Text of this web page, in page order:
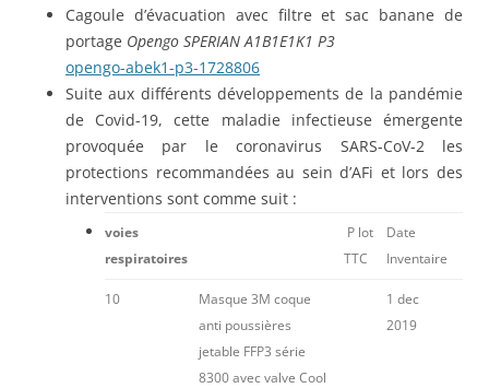
Cagoule d’évacuation avec filtre et sac banane de
portage Opengo SPERIAN A1B1E1K1 P3
opengo-abek1-p3-1728806
Suite aux différents développements de la pandémie
de Covid-19, cette maladie infectieuse émergente
provoquée par le coronavirus SARS-CoV-2 les
protections recommandées au sein d’AFi et lors des
interventions sont comme suit :
voies
respiratoires
P lot
TTC
Date
Inventaire
10
Masque 3M coque
anti poussières
jetable FFP3 série
8300 avec valve Cool
1 dec
2019